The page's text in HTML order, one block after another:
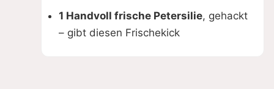
1 Handvoll frische Petersilie, gehackt
– gibt diesen Frischekick